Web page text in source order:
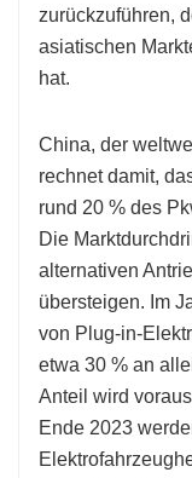
zurückzuführen,
asiatischen
hat.
China, der
rechnet damit,
rund 20 % des
Die
alternativen
übersteigen. Im
von Plug-in-
etwa 30 % an
Anteil wird
Ende 2023